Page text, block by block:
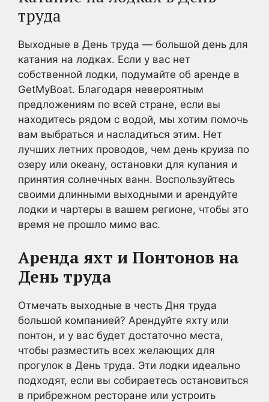
труда
Выходные в День труда — большой день для
катания на лодках. Если у вас нет
собственной лодки, подумайте об аренде в
GetMyBoat. Благодаря невероятным
предложениям по всей стране, если вы
находитесь рядом с водой, мы хотим помочь
вам выбраться и насладиться этим. Нет
лучших летних проводов, чем день круиза по
озеру или океану, остановки для купания и
принятия солнечных ванн. Воспользуйтесь
своими длинными выходными и арендуйте
лодки и чартеры в вашем регионе, чтобы это
время не прошло мимо вас.
Аренда яхт и Понтонов на
День труда
Отмечать выходные в честь Дня труда
большой компанией? Арендуйте яхту или
понтон, и у вас будет достаточно места,
чтобы разместить всех желающих для
прогулок в День труда. Эти лодки идеально
подходят, если вы собираетесь остановиться
в прибрежном ресторане или устроить